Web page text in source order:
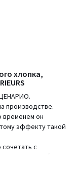
хлопка,
производстве.
временем он
эффекту такой
с
серии SCÉNARIO